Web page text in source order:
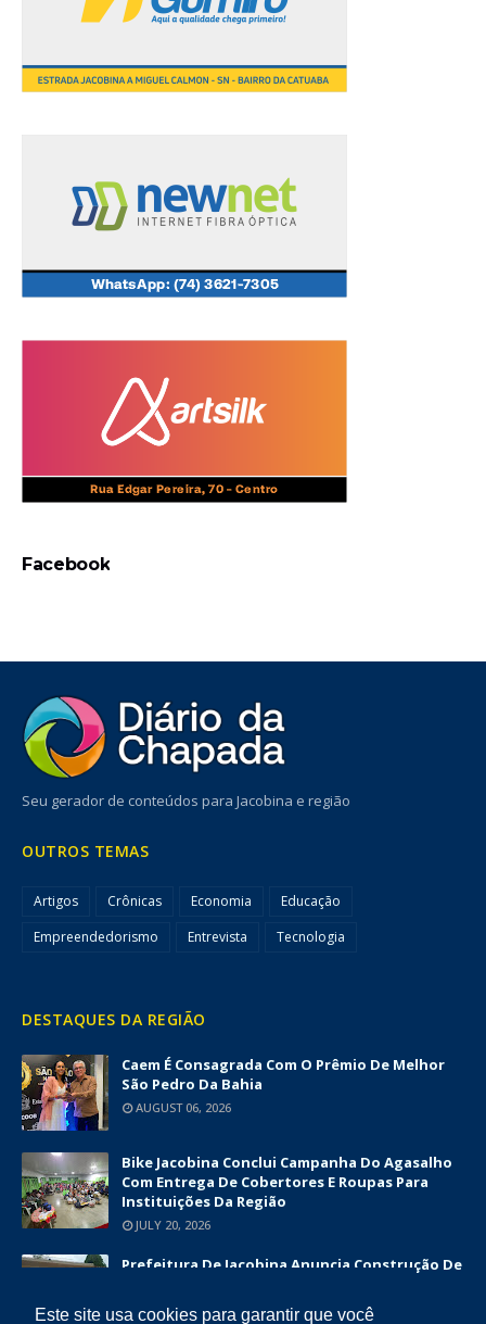
Este site usa cookies para garantir que você
Facebook
Seu gerador de conteúdos para Jacobina e região
OUTROS TEMAS
Artigos Crônicas Economia
Educação
Empreendedorismo
Entrevista Tecnologia
DESTAQUES DA REGIÃO
Caem É Consagrada Com O Prêmio De Melhor
São Pedro Da Bahia
AUGUST 06, 2026
Bike Jacobina Conclui Campanha Do Agasalho
Com Entrega De Cobertores E Roupas Para
Instituições Da Região
JULY 20, 2026
Prefeitura De Jacobina Anuncia Construção De
Superior A R$ 1,7 Milhão